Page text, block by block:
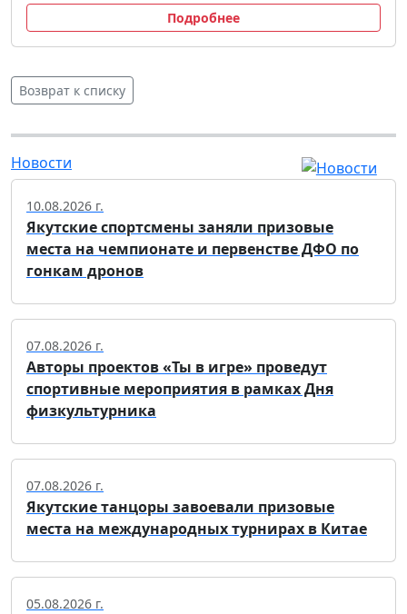
Подробнее
Возврат к списку
Новости
10.08.2026 г.
Якутские спортсмены заняли призовые
места на чемпионате и первенстве ДФО по
гонкам дронов
07.08.2026 г.
Авторы проектов «Ты в игре» проведут
спортивные мероприятия в рамках Дня
физкультурника
07.08.2026 г.
Якутские танцоры завоевали призовые
места на международных турнирах в Китае
05.08.2026 г.